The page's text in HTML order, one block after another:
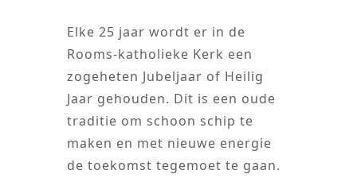
Elke 25 jaar wordt er in de
Rooms-katholieke Kerk een
zogeheten Jubeljaar of Heilig
Jaar gehouden. Dit is een oude
traditie om schoon schip te
maken en met nieuwe energie
de toekomst tegemoet te gaan.